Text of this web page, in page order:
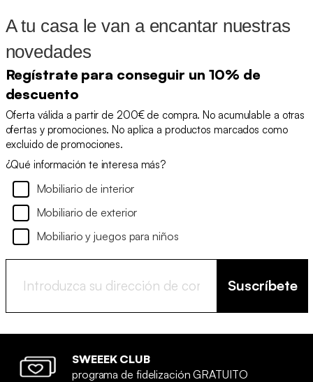
A tu casa le van a encantar nuestras
novedades
Regístrate para conseguir un 10% de
descuento
Oferta válida a partir de 200€ de compra. No acumulable a otras
ofertas y promociones. No aplica a productos marcados como
excluido de promociones.
¿Qué información te interesa más?
Mobiliario de interior
Mobiliario de exterior
Mobiliario y juegos para niños
Suscríbete
SWEEEK CLUB
programa de fidelización GRATUITO